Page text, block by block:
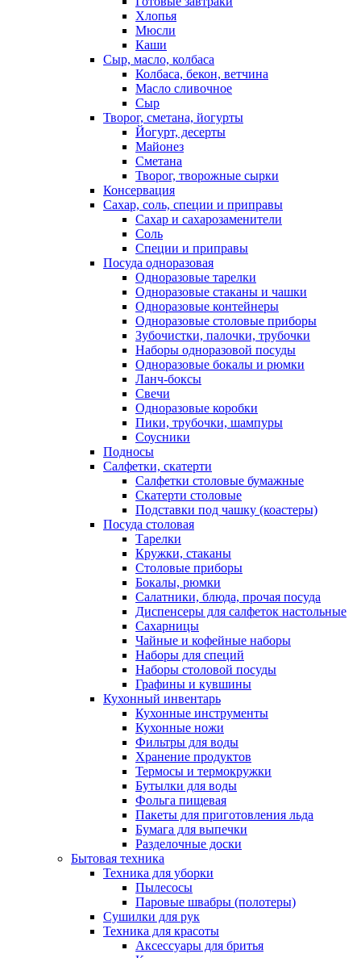
Хлопья
Мюсли
Каши
Сыр, масло, колбаса
Колбаса, бекон, ветчина
Масло сливочное
Сыр
Творог, сметана, йогурты
Йогурт, десерты
Майонез
Сметана
Творог, творожные сырки
Консервация
Сахар, соль, специи и приправы
Сахар и сахарозаменители
Соль
Специи и приправы
Посуда одноразовая
Одноразовые тарелки
Одноразовые стаканы и чашки
Одноразовые контейнеры
Одноразовые столовые приборы
Зубочистки, палочки, трубочки
Наборы одноразовой посуды
Одноразовые бокалы и рюмки
Ланч-боксы
Свечи
Одноразовые коробки
Пики, трубочки, шампуры
Соусники
Подносы
Салфетки, скатерти
Салфетки столовые бумажные
Скатерти столовые
Подставки под чашку (коастеры)
Посуда столовая
Тарелки
Кружки, стаканы
Столовые приборы
Бокалы, рюмки
Салатники, блюда, прочая посуда
Диспенсеры для салфеток настольные
Сахарницы
Чайные и кофейные наборы
Наборы для специй
Наборы столовой посуды
Графины и кувшины
Кухонный инвентарь
Кухонные инструменты
Кухонные ножи
Фильтры для воды
Хранение продуктов
Термосы и термокружки
Бутылки для воды
Фольга пищевая
Пакеты для приготовления льда
Бумага для выпечки
Разделочные доски
Бытовая техника
Техника для уборки
Пылесосы
Паровые швабры (полотеры)
Сушилки для рук
Техника для красоты
Аксессуары для бритья